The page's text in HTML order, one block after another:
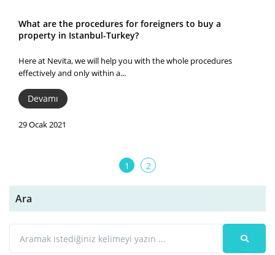
What are the procedures for foreigners to buy a
property in Istanbul-Turkey?
Here at Nevita, we will help you with the whole procedures
effectively and only within a...
Devamı
29 Ocak 2021
1 2
Ara